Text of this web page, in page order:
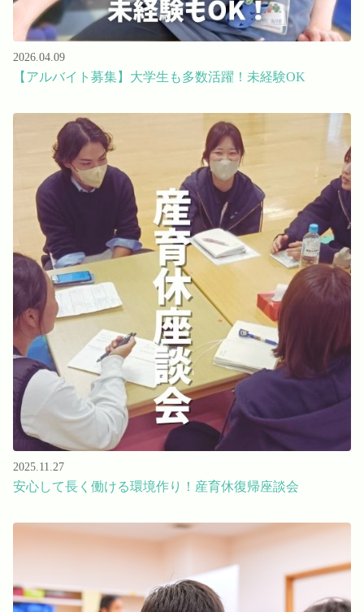
2026.04.09
【アルバイト募集】大学生も多数活躍！未経験OK
2025.11.27
安心して長く働ける環境作り！産育休復帰座談会